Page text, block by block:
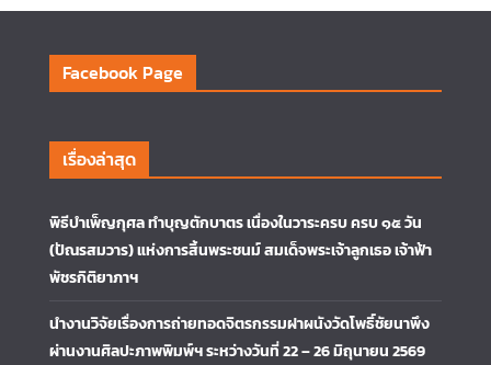
Facebook Page
เรื่องล่าสุด
พิธีบำเพ็ญกุศล ทำบุญตักบาตร เนื่องในวาระครบ ครบ ๑๕ วัน
(ปัณรสมวาร) แห่งการสิ้นพระชนม์ สมเด็จพระเจ้าลูกเธอ เจ้าฟ้า
พัชรกิติยาภาฯ
นำงานวิจัยเรื่องการถ่ายทอดจิตรกรรมฝาผนังวัดโพธิ์ชัยนาพึง
ผ่านงานศิลปะภาพพิมพ์ฯ ระหว่างวันที่ 22 – 26 มิถุนายน 2569